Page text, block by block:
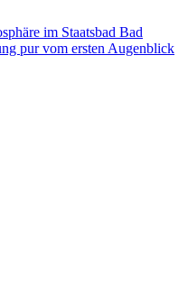
im Staatsbad Bad
pur vom ersten Augenblick